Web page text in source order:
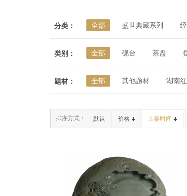
分类： 全部 盛世典藏系列
类别： 全部 砚台 茶盘
题材： 全部 其他题材 湖南
排序方式： 默认 价格 上架时间